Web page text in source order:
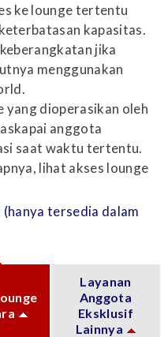
ke lounge tertentu
kapasitas.
jika
menggunakan
yang dioperasikan oleh
anggota
saat waktu tertentu.
lihat akses lounge
tersedia dalam
Layanan
Anggota
Eksklusif
Lainnya